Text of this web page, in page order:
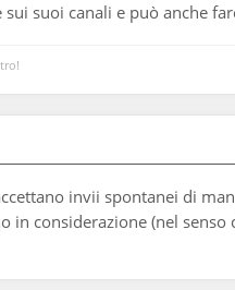
suoi canali e può anche
invii spontanei di
in considerazione (nel